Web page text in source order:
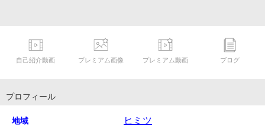
自己紹介動画 プレミアム画像 プレミアム動画 ブログ
プロフィール
地域 ヒミツ